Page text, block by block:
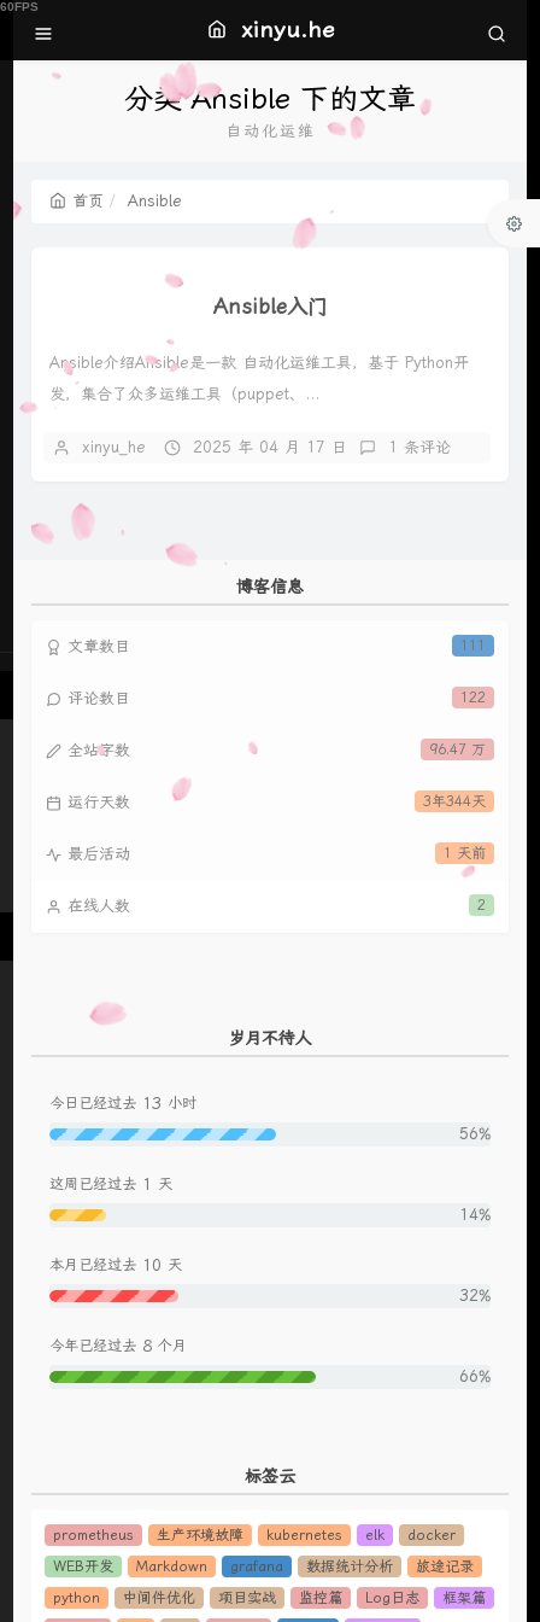
xinyu.he
分类 Ansible 下的文章
自动化运维
首页 Ansible
Ansible入门
Ansible介绍Ansible是一款 自动化运维工具，基于 Python开
发，集合了众多运维工具（puppet、...
xinyu_he 2025 年 04 月 17 日 1 条评论
博客信息
111
文章数目
122
评论数目
96.47 万
全站字数
3年344天
运行天数
1 天前
最后活动
2
在线人数
岁月不待人
今日已经过去 13 小时
56%
这周已经过去 1 天
14%
本月已经过去 10 天
32%
今年已经过去 8 个月
66%
标签云
prometheus 生产环境故障 kubernetes elk
docker
WEB开发
Markdown grafana 数据统计分析
旅途记录
python
中间件优化 项目实战 监控篇 Log日志
框架篇